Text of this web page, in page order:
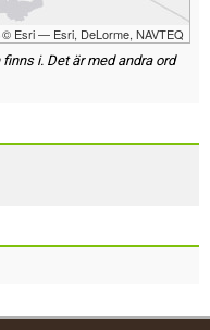
© Esri — Esri, DeLorme, NAVTEQ
i. Det är med andra ord